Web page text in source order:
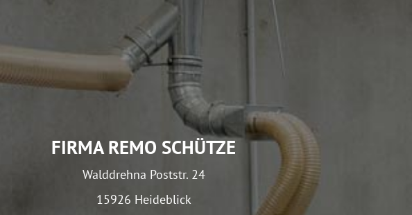
FIRMA REMO SCHÜTZE
Walddrehna Poststr. 24
15926 Heideblick